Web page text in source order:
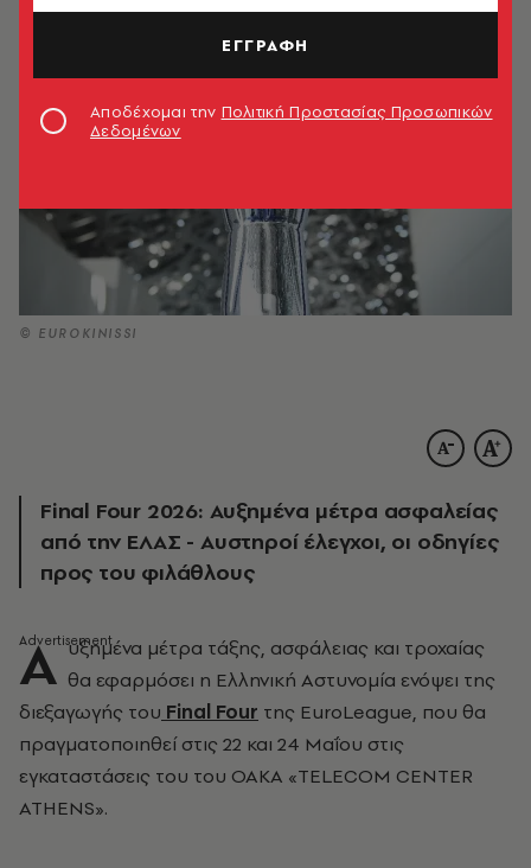
© EUROKINISSI
Final Four 2026: Αυξημένα μέτρα ασφαλείας
από την ΕΛΑΣ - Αυστηροί έλεγχοι, οι οδηγίες
προς του φιλάθλους
Α υξημένα μέτρα τάξης, ασφάλειας και τροχαίας
θα εφαρμόσει η Ελληνική Αστυνομία ενόψει της
διεξαγωγής του Final Four της EuroLeague, που θα
πραγματοποιηθεί στις 22 και 24 Μαΐου στις
εγκαταστάσεις του του ΟΑΚΑ «TELECOM CENTER
ATHENS».
ΕΓΓΡΑΦΗ
Αποδέχομαι την Πολιτική Προστασίας Προσωπικών
Δεδομένων